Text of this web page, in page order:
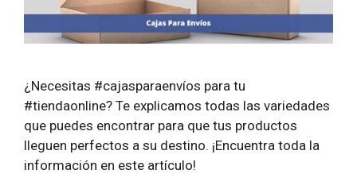
¿Necesitas #cajasparaenvíos para tu
#tiendaonline? Te explicamos todas las variedades
que puedes encontrar para que tus productos
lleguen perfectos a su destino. ¡Encuentra toda la
información en este artículo!